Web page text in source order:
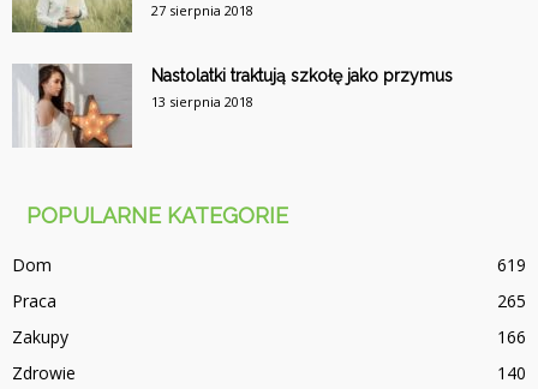
27 sierpnia 2018
Nastolatki traktują szkołę jako przymus
13 sierpnia 2018
POPULARNE KATEGORIE
Dom
619
Praca
265
Zakupy
166
Zdrowie
140